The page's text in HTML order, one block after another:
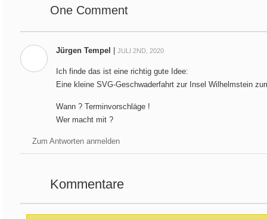
One Comment
Jürgen Tempel JULI 2ND, 2020
Ich finde das ist eine richtig gute Idee:
Eine kleine SVG-Geschwaderfahrt zur Insel Wilhelmstein
Wann ? Terminvorschläge !
Wer macht mit ?
Zum Antworten anmelden
Kommentare